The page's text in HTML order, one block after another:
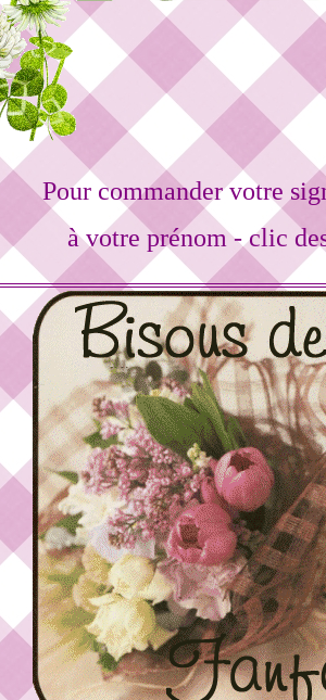
Pour commander votre
à votre prénom - clic